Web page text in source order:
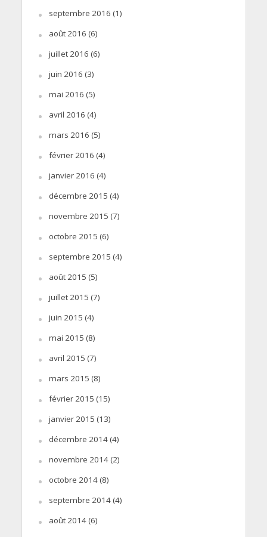
septembre 2016 (1)
août 2016 (6)
juillet 2016 (6)
juin 2016 (3)
mai 2016 (5)
avril 2016 (4)
mars 2016 (5)
février 2016 (4)
janvier 2016 (4)
décembre 2015 (4)
novembre 2015 (7)
octobre 2015 (6)
septembre 2015 (4)
août 2015 (5)
juillet 2015 (7)
juin 2015 (4)
mai 2015 (8)
avril 2015 (7)
mars 2015 (8)
février 2015 (15)
janvier 2015 (13)
décembre 2014(4)
novembre 2014(2)
octobre 2014(8)
septembre 2014(4)
août 2014(6)